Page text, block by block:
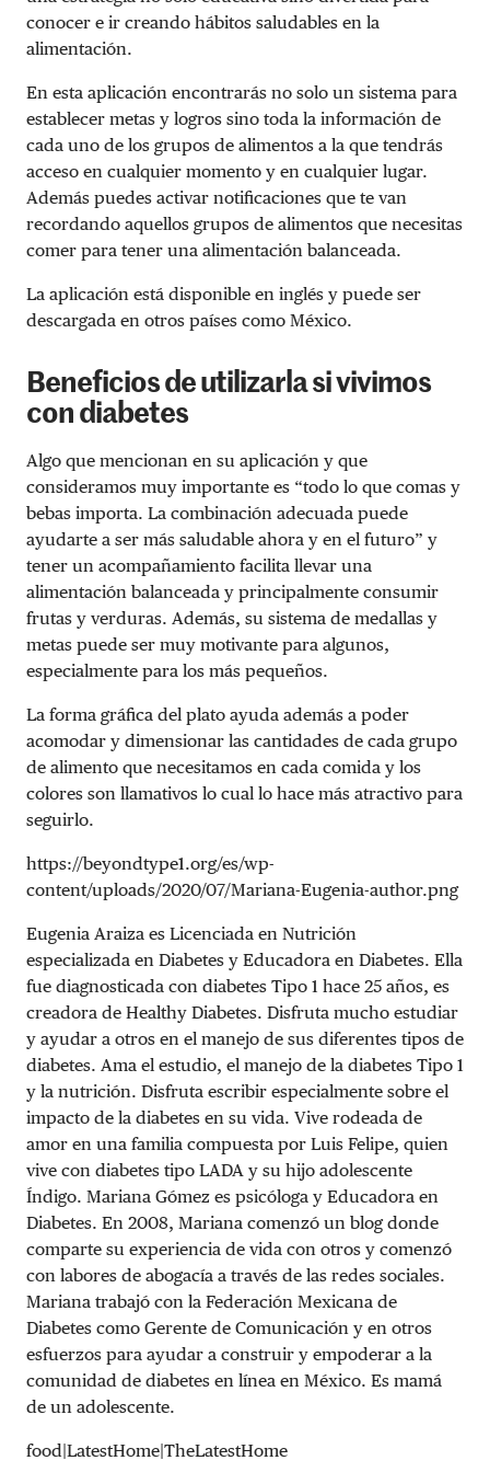
conocer e ir creando hábitos saludables en la
alimentación.
En esta aplicación encontrarás no solo un sistema para
establecer metas y logros sino toda la información de
cada uno de los grupos de alimentos a la que tendrás
acceso en cualquier momento y en cualquier lugar.
Además puedes activar notificaciones que te van
recordando aquellos grupos de alimentos que necesitas
comer para tener una alimentación balanceada.
La aplicación está disponible en inglés y puede ser
descargada en otros países como México.
Beneficios de utilizarla si vivimos
con diabetes
Algo que mencionan en su aplicación y que
consideramos muy importante es “todo lo que comas y
bebas importa. La combinación adecuada puede
ayudarte a ser más saludable ahora y en el futuro” y
tener un acompañamiento facilita llevar una
alimentación balanceada y principalmente consumir
frutas y verduras. Además, su sistema de medallas y
metas puede ser muy motivante para algunos,
especialmente para los más pequeños.
La forma gráfica del plato ayuda además a poder
acomodar y dimensionar las cantidades de cada grupo
de alimento que necesitamos en cada comida y los
colores son llamativos lo cual lo hace más atractivo para
seguirlo.
https://beyondtype1.org/es/wp-
content/uploads/2020/07/Mariana-Eugenia-author.png
Eugenia Araiza es Licenciada en Nutrición
especializada en Diabetes y Educadora en Diabetes. Ella
fue diagnosticada con diabetes Tipo 1 hace 25 años, es
creadora de Healthy Diabetes. Disfruta mucho estudiar
y ayudar a otros en el manejo de sus diferentes tipos de
diabetes. Ama el estudio, el manejo de la diabetes Tipo 1
y la nutrición. Disfruta escribir especialmente sobre el
impacto de la diabetes en su vida. Vive rodeada de
amor en una familia compuesta por Luis Felipe, quien
vive con diabetes tipo LADA y su hijo adolescente
Índigo. Mariana Gómez es psicóloga y Educadora en
Diabetes. En 2008, Mariana comenzó un blog donde
comparte su experiencia de vida con otros y comenzó
con labores de abogacía a través de las redes sociales.
Mariana trabajó con la Federación Mexicana de
Diabetes como Gerente de Comunicación y en otros
esfuerzos para ayudar a construir y empoderar a la
comunidad de diabetes en línea en México. Es mamá
de un adolescente.
food|LatestHome|TheLatestHome